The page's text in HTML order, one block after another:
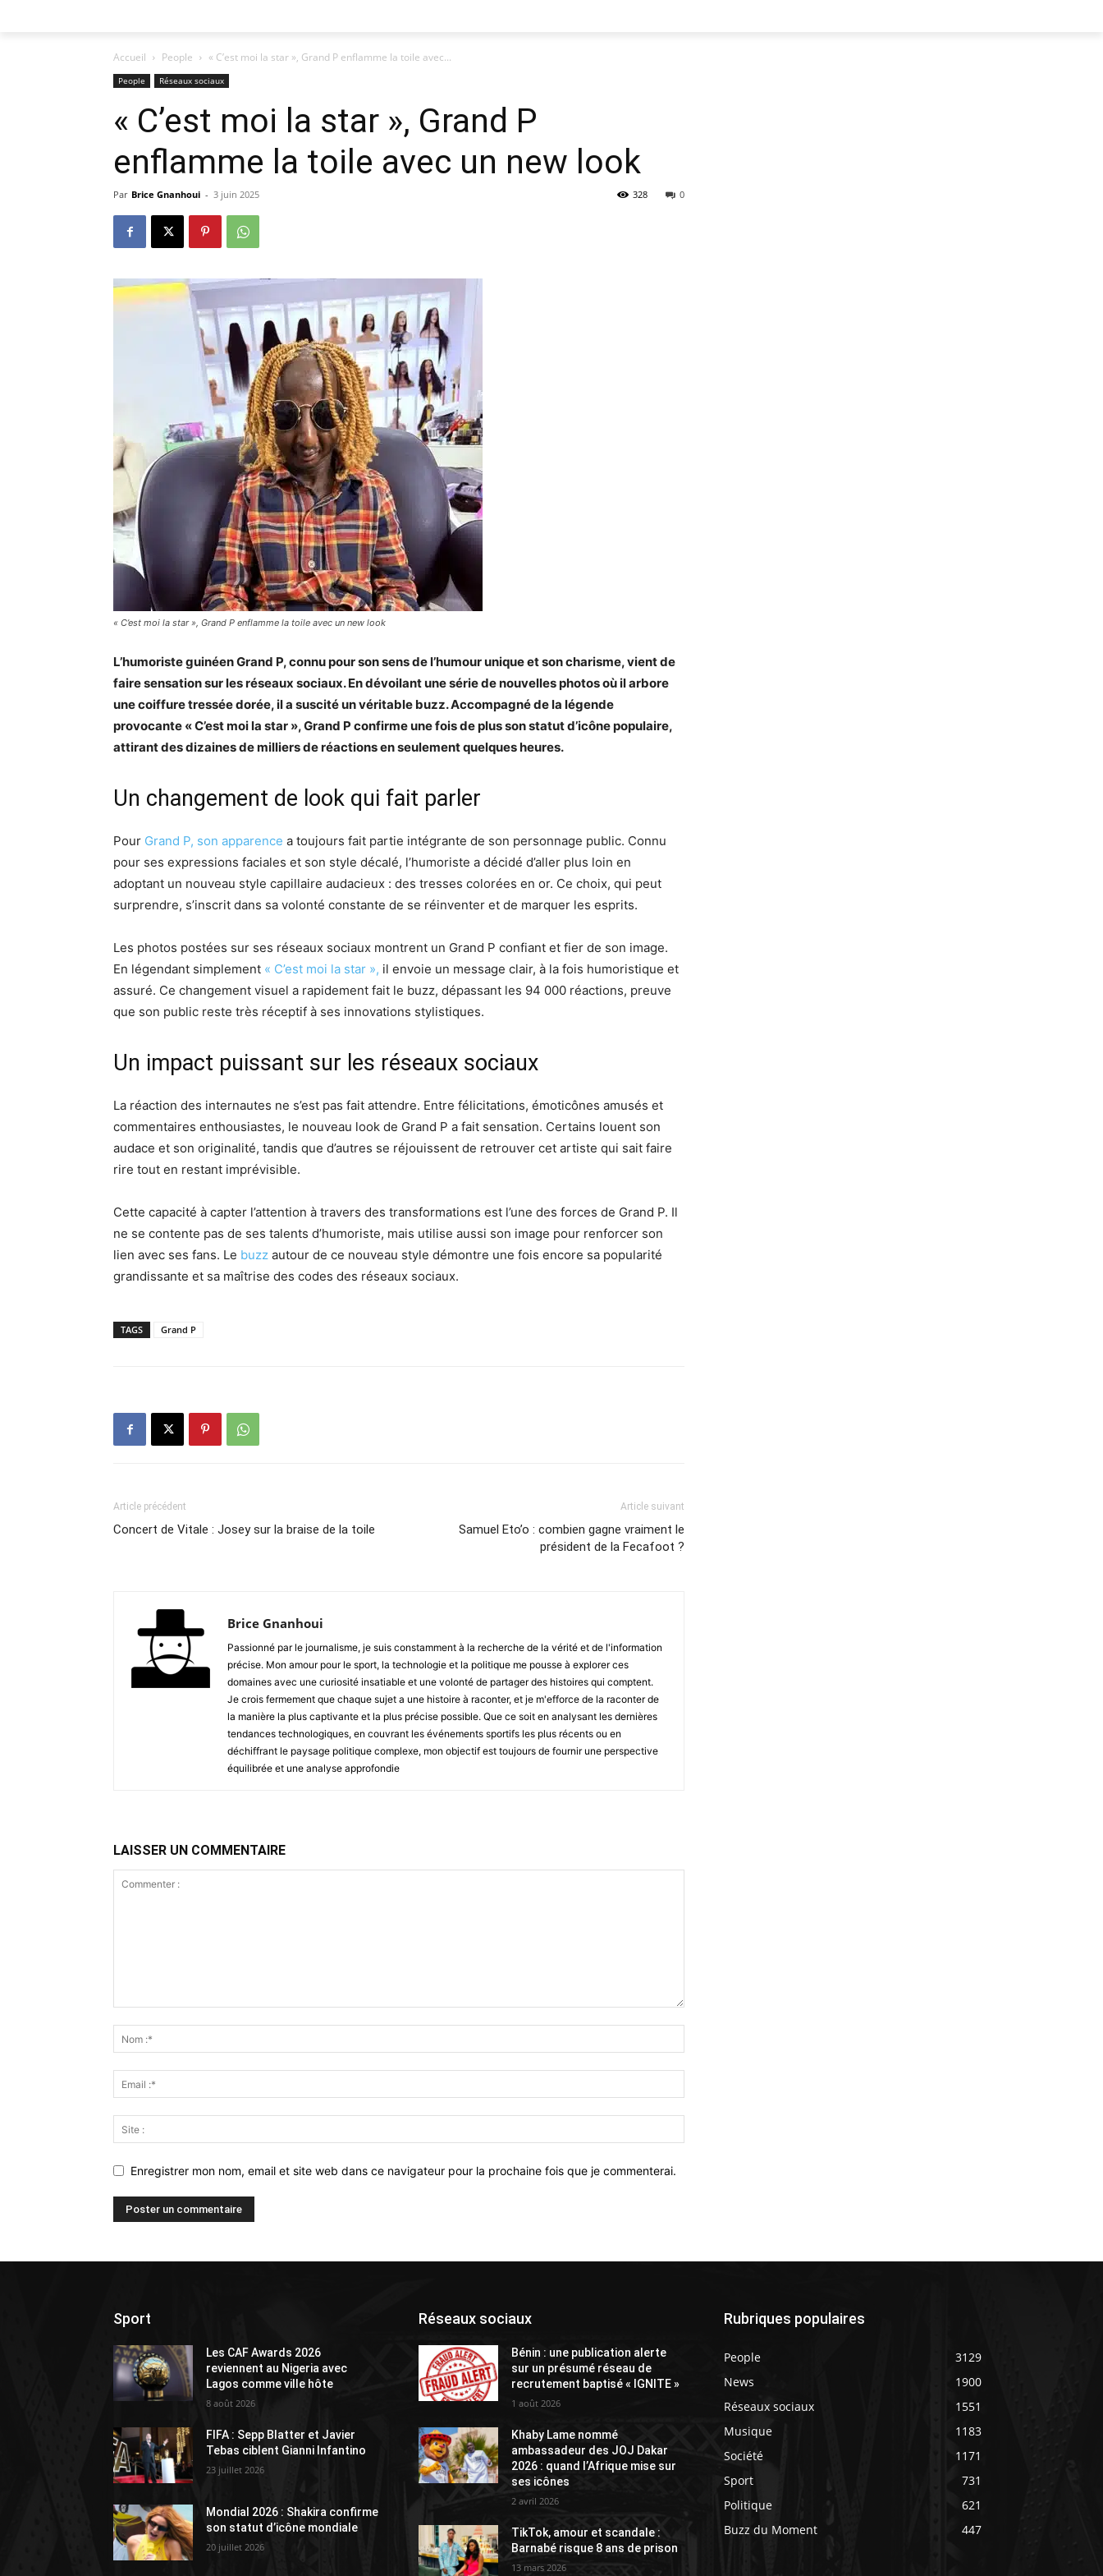
Accueil People « C’est moi la star », Grand P enflamme la toile avec...
People Réseaux sociaux
« C’est moi la star », Grand P
enflamme la toile avec un new look
Par Brice Gnanhoui - 3 juin 2025 0
328
« C’est moi la star », Grand P enflamme la toile avec un new look
L’humoriste guinéen Grand P, connu pour son sens de l’humour unique et son charisme, vient de
faire sensation sur les réseaux sociaux. En dévoilant une série de nouvelles photos où il arbore
une coiffure tressée dorée, il a suscité un véritable buzz. Accompagné de la légende
provocante « C’est moi la star », Grand P confirme une fois de plus son statut d’icône populaire,
attirant des dizaines de milliers de réactions en seulement quelques heures.
Un changement de look qui fait parler
Pour Grand P, son apparence a toujours fait partie intégrante de son personnage public. Connu
pour ses expressions faciales et son style décalé, l’humoriste a décidé d’aller plus loin en
adoptant un nouveau style capillaire audacieux : des tresses colorées en or. Ce choix, qui peut
surprendre, s’inscrit dans sa volonté constante de se réinventer et de marquer les esprits.
Les photos postées sur ses réseaux sociaux montrent un Grand P confiant et fier de son image.
En légendant simplement « C’est moi la star », il envoie un message clair, à la fois humoristique et
assuré. Ce changement visuel a rapidement fait le buzz, dépassant les 94 000 réactions, preuve
que son public reste très réceptif à ses innovations stylistiques.
Un impact puissant sur les réseaux sociaux
La réaction des internautes ne s’est pas fait attendre. Entre félicitations, émoticônes amusés et
commentaires enthousiastes, le nouveau look de Grand P a fait sensation. Certains louent son
audace et son originalité, tandis que d’autres se réjouissent de retrouver cet artiste qui sait faire
rire tout en restant imprévisible.
Cette capacité à capter l’attention à travers des transformations est l’une des forces de Grand P. Il
ne se contente pas de ses talents d’humoriste, mais utilise aussi son image pour renforcer son
lien avec ses fans. Le buzz autour de ce nouveau style démontre une fois encore sa popularité
grandissante et sa maîtrise des codes des réseaux sociaux.
TAGS Grand P
Article précédent
Concert de Vitale : Josey sur la braise de la toile
Article suivant
Samuel Eto’o : combien gagne vraiment le
président de la Fecafoot ?
Brice Gnanhoui
Passionné par le journalisme, je suis constamment à la recherche de la vérité et de l'information
précise. Mon amour pour le sport, la technologie et la politique me pousse à explorer ces
domaines avec une curiosité insatiable et une volonté de partager des histoires qui comptent.
Je crois fermement que chaque sujet a une histoire à raconter, et je m'efforce de la raconter de
la manière la plus captivante et la plus précise possible. Que ce soit en analysant les dernières
tendances technologiques, en couvrant les événements sportifs les plus récents ou en
déchiffrant le paysage politique complexe, mon objectif est toujours de fournir une perspective
équilibrée et une analyse approfondie
LAISSER UN COMMENTAIRE
Enregistrer mon nom, email et site web dans ce navigateur pour la prochaine fois que je commenterai.
Sport
Les CAF Awards 2026
reviennent au Nigeria avec
Lagos comme ville hôte
8 août 2026
FIFA : Sepp Blatter et Javier
Tebas ciblent Gianni Infantino
23 juillet 2026
Mondial 2026 : Shakira confirme
son statut d’icône mondiale
20 juillet 2026
Réseaux sociaux
Bénin : une publication alerte
sur un présumé réseau de
recrutement baptisé « IGNITE »
1 août 2026
Khaby Lame nommé
ambassadeur des JOJ Dakar
2026 : quand l’Afrique mise sur
ses icônes
2 avril 2026
TikTok, amour et scandale :
Barnabé risque 8 ans de prison
13 mars 2026
Rubriques populaires
People
3129
News
1900
Réseaux sociaux
1551
Musique
1183
Société
1171
Sport
731
Politique
621
Buzz du Moment
447